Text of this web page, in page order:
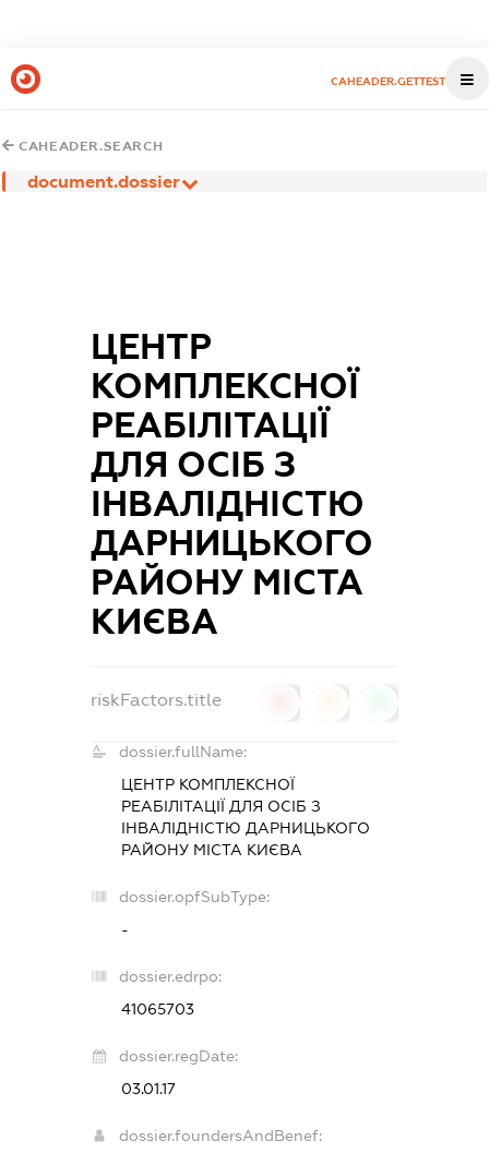
CAHEADER.GETTEST
CAHEADER.SEARCH
document.dossier
ЦЕНТР
КОМПЛЕКСНОЇ
РЕАБІЛІТАЦІЇ
ДЛЯ ОСІБ З
ІНВАЛІДНІСТЮ
ДАРНИЦЬКОГО
РАЙОНУ МІСТА
КИЄВА
riskFactors.title
dossier.fullName:
ЦЕНТР КОМПЛЕКСНОЇ
РЕАБІЛІТАЦІЇ ДЛЯ ОСІБ З
ІНВАЛІДНІСТЮ ДАРНИЦЬКОГО
РАЙОНУ МІСТА КИЄВА
dossier.opfSubType:
-
dossier.edrpo:
41065703
dossier.regDate:
03.01.17
dossier.foundersAndBenef: